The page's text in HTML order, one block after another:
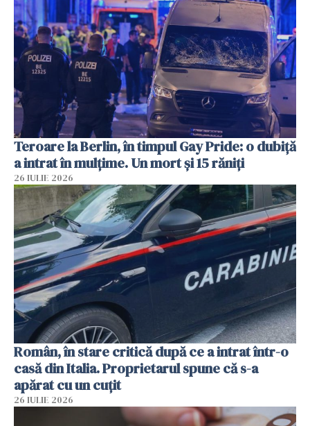
Teroare la Berlin, în timpul Gay Pride: o dubiță
a intrat în mulțime. Un mort și 15 răniți
26 IULIE 2026
Român, în stare critică după ce a intrat într-o
casă din Italia. Proprietarul spune că s-a
apărat cu un cuțit
26 IULIE 2026